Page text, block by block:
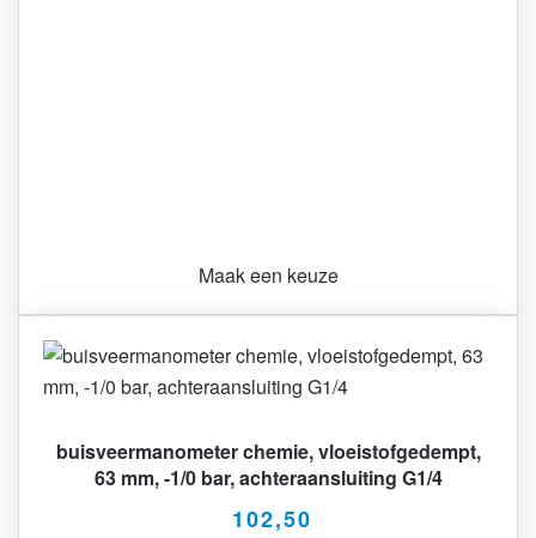
Maak een keuze
heeft
meerdere
Deze
optie
kan
buisveermanometer chemie, vloeistofgedempt,
63 mm, -1/0 bar, achteraansluiting G1/4
102,50